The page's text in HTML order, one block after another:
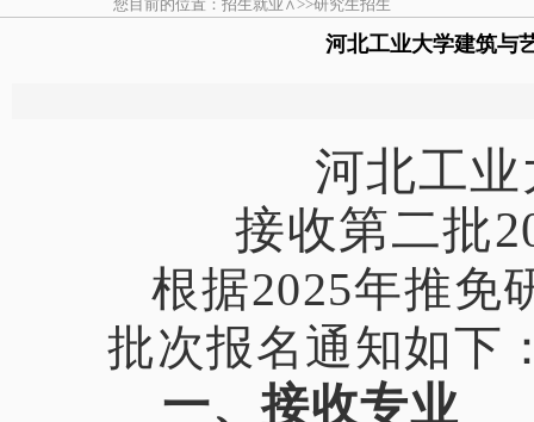
您目前的位置：招生就业∧>>研究生招生
河北工业大学建筑与
河北工
接收第二批
根据2025年推免
批次报名通知如下
一、接收专业